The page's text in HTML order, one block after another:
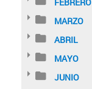
MARZO
ABRIL
MAYO
JUNIO